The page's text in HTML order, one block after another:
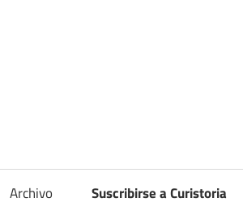
Archivo Suscribirse a Curistoria